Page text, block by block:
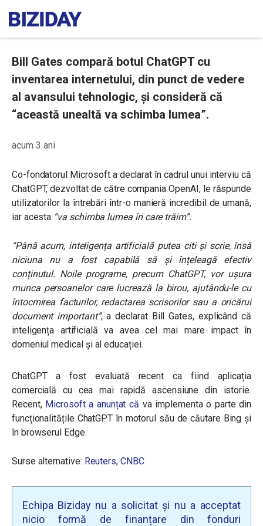
Bill Gates compară botul ChatGPT cu
inventarea internetului, din punct de vedere
al avansului tehnologic, și consideră că
“această unealtă va schimba lumea”.
acum 3 ani
Co-fondatorul Microsoft a declarat în cadrul unui interviu că
ChatGPT, dezvoltat de către compania OpenAI, le răspunde
utilizatorilor la întrebări într-o manieră incredibil de umană,
iar acesta “va schimba lumea în care trăim”.
“Până acum, inteligența artificială putea citi și scrie, însă
niciuna nu a fost capabilă să și înțeleagă efectiv
conținutul. Noile programe, precum ChatGPT, vor ușura
munca persoanelor care lucrează la birou, ajutându-le cu
întocmirea facturilor, redactarea scrisorilor sau a oricărui
document important”, a declarat Bill Gates, explicând că
inteligența artificială va avea cel mai mare impact în
domeniul medical și al educației.
ChatGPT a fost evaluată recent ca fiind aplicația
comercială cu cea mai rapidă ascensiune din istorie.
Recent, Microsoft a anunțat că va implementa o parte din
funcționalitățile ChatGPT în motorul său de căutare Bing și
în browserul Edge.
Surse alternative: Reuters, CNBC
Echipa Biziday nu a solicitat și nu a acceptat
nicio formă de finanțare din fonduri